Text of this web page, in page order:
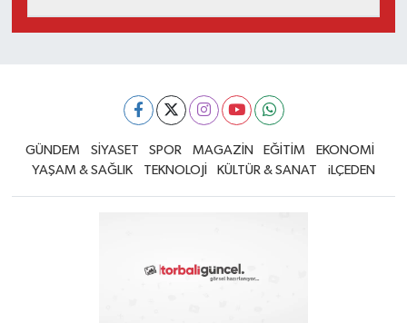
GÜNDEM SİYASET SPOR MAGAZİN EĞİTİM
EKONOMİ
YAŞAM & SAĞLIK
TEKNOLOJİ KÜLTÜR & SANAT iLÇEDEN